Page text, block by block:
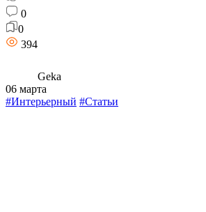
0
0
394
Geka
06 марта
#Интерьерный #Статьи